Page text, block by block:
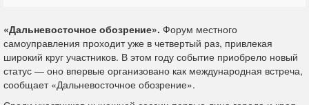
«Дальневосточное обозрение». Форум местного
самоуправления проходит уже в четвертый раз, привлекая
широкий круг участников. В этом году событие приобрело новый
статус — оно впервые организовано как международная встреча,
сообщает «Дальневосточное обозрение».